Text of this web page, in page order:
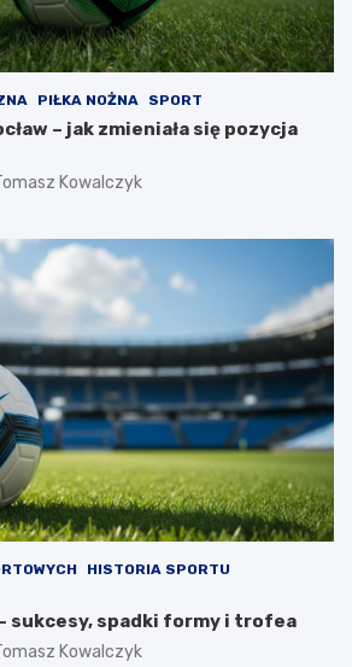
PIŁKA NOŻNA SPORT
– jak zmieniała się pozycja
Kowalczyk
HISTORIA SPORTU
sukcesy, spadki formy i trofea
Kowalczyk